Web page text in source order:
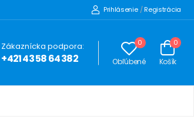
Prihlásenie /Registrácia
Zákaznícka podpora:
+421 43 58 64 382
0
Obľúbené
0
Košík